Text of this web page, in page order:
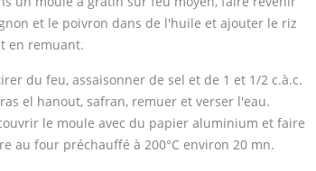
et le poivron dans de l'huile et ajouter le riz
en remuant.
du feu, assaisonner de sel et de 1 et 1/2 c.à.c.
el hanout, safran, remuer et verser l'eau.
le moule avec du papier aluminium et faire
au four préchauffé à 200°C environ 20 mn.